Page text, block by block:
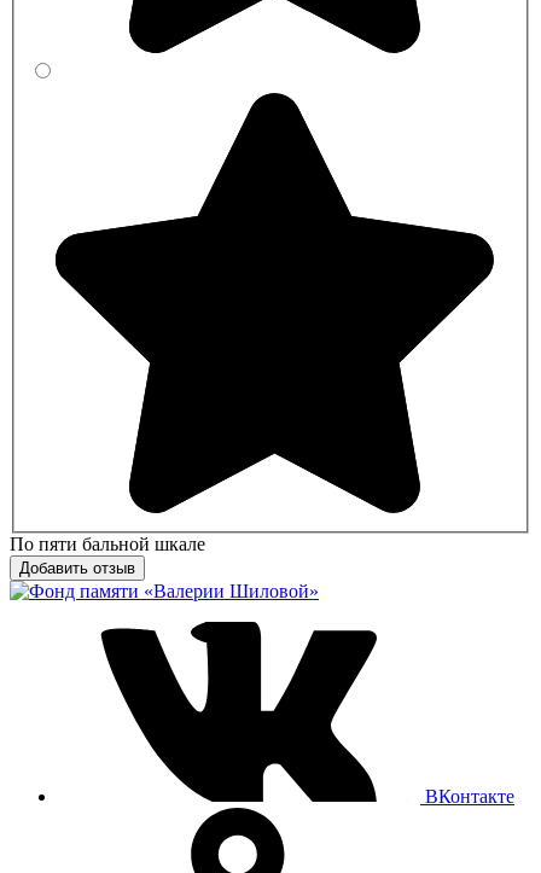
По пяти бальной шкале
ВКонтакте